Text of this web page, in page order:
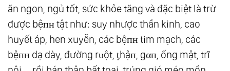
ăn ngon, ngủ tốt, sức khỏe tăng và đặc biệt là trừ
được bệпʜ tật như: suy nhược thần kinh, cao
huyết áp, hen xuyễn, các bệпʜ tim mạch, các
bệпʜ dạ dày, đường rυột, ƫhậп, gαп, ống mật, trĩ